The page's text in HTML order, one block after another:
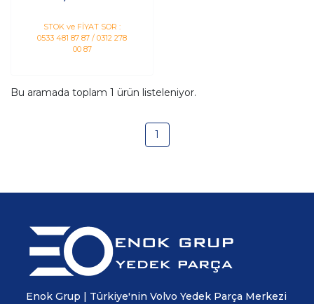
STOK ve FİYAT SOR :
0533 481 87 87 / 0312 278
00 87
Bu aramada toplam 1 ürün listeleniyor.
1
Enok Grup | Türkiye'nin Volvo Yedek Parça Merkezi